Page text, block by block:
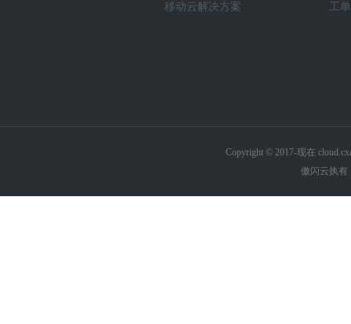
移动云解决方案
工
Copyright © 2017-现在
傲闪云执有